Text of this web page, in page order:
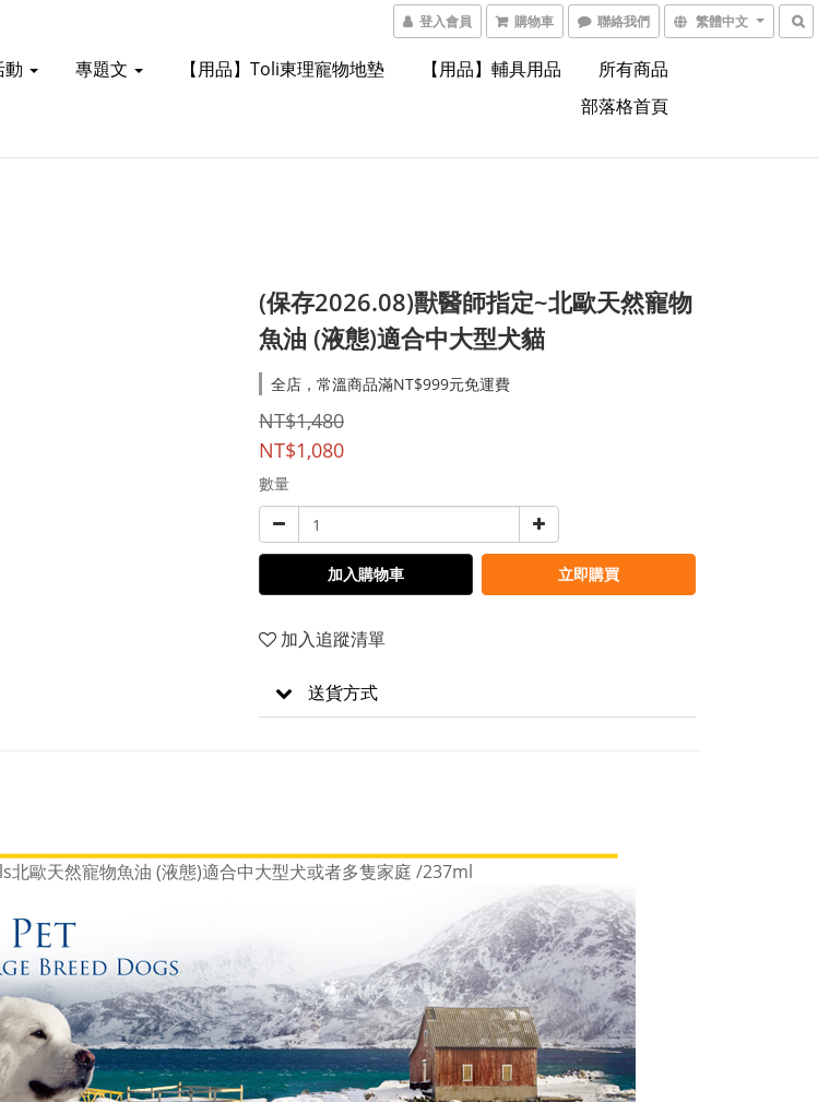
登入會員 購物車 聯絡我們 繁體中文
動 專題文 【用品】Toli東理寵物地墊 【用品】輔具用品
所有商品
部落格首頁
(保存2026.08)獸醫師指定~北歐天然寵物
魚油 (液態)適合中大型犬貓
全店，常溫商品滿NT$999元免運費
NT$1,480
NT$1,080
數量
加入購物車 立即購買
加入追蹤清單
送貨方式
歐天然寵物魚油 (液態)適合中大型犬或者多隻家庭 /237ml